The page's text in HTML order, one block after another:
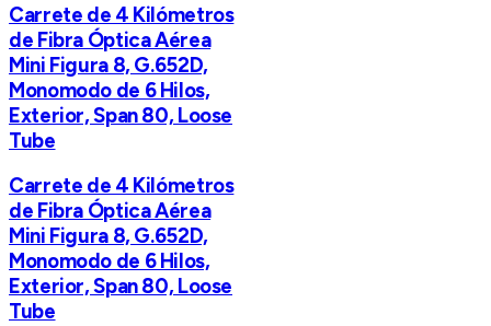
Carrete de 4 Kilómetros
de Fibra Óptica Aérea
Mini Figura 8, G.652D,
Monomodo de 6 Hilos,
Exterior, Span 80, Loose
Tube
Carrete de 4 Kilómetros
de Fibra Óptica Aérea
Mini Figura 8, G.652D,
Monomodo de 6 Hilos,
Exterior, Span 80, Loose
Tube